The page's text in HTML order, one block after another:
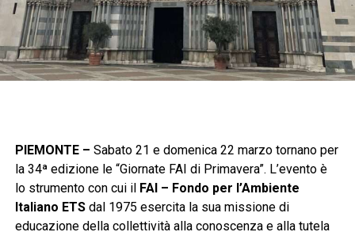
PIEMONTE – Sabato 21 e domenica 22 marzo tornano per
la 34ª edizione le “Giornate FAI di Primavera”. L’evento è
lo strumento con cui il FAI – Fondo per l’Ambiente
Italiano ETSdal 1975 esercita la sua missione di
educazione della collettività alla conoscenza e alla tutela